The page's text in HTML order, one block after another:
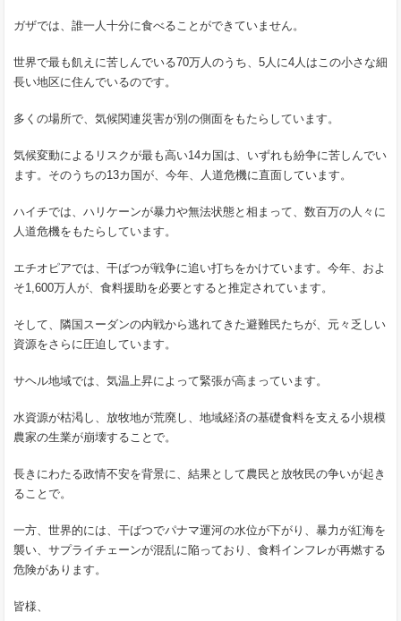
ガザでは、誰一人十分に食べることができていません。
世界で最も飢えに苦しんでいる70万人のうち、5人に4人はこの小さな細
長い地区に住んでいるのです。
多くの場所で、気候関連災害が別の側面をもたらしています。
気候変動によるリスクが最も高い14カ国は、いずれも紛争に苦しんでい
ます。そのうちの13カ国が、今年、人道危機に直面しています。
ハイチでは、ハリケーンが暴力や無法状態と相まって、数百万の人々に
人道危機をもたらしています。
エチオピアでは、干ばつが戦争に追い打ちをかけています。今年、およ
そ1,600万人が、食料援助を必要とすると推定されています。
そして、隣国スーダンの内戦から逃れてきた避難民たちが、元々乏しい
資源をさらに圧迫しています。
サヘル地域では、気温上昇によって緊張が高まっています。
水資源が枯渇し、放牧地が荒廃し、地域経済の基礎食料を支える小規模
農家の生業が崩壊することで。
長きにわたる政情不安を背景に、結果として農民と放牧民の争いが起き
ることで。
一方、世界的には、干ばつでパナマ運河の水位が下がり、暴力が紅海を
襲い、サプライチェーンが混乱に陥っており、食料インフレが再燃する
危険があります。
皆様、